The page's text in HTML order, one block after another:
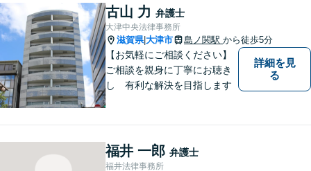
者の希望を最大限尊重しなが
ら、適正な範囲で解決を目指
します。
古山 力 弁護士
大津中央法律事務所
滋賀県|大津市 島ノ関駅 から徒歩5分
【お気軽にご相談ください】
ご相談を親身に丁寧にお聴き
し 有利な解決を目指します
詳細を見
る
福井 一郎 弁護士
福井法律事務所